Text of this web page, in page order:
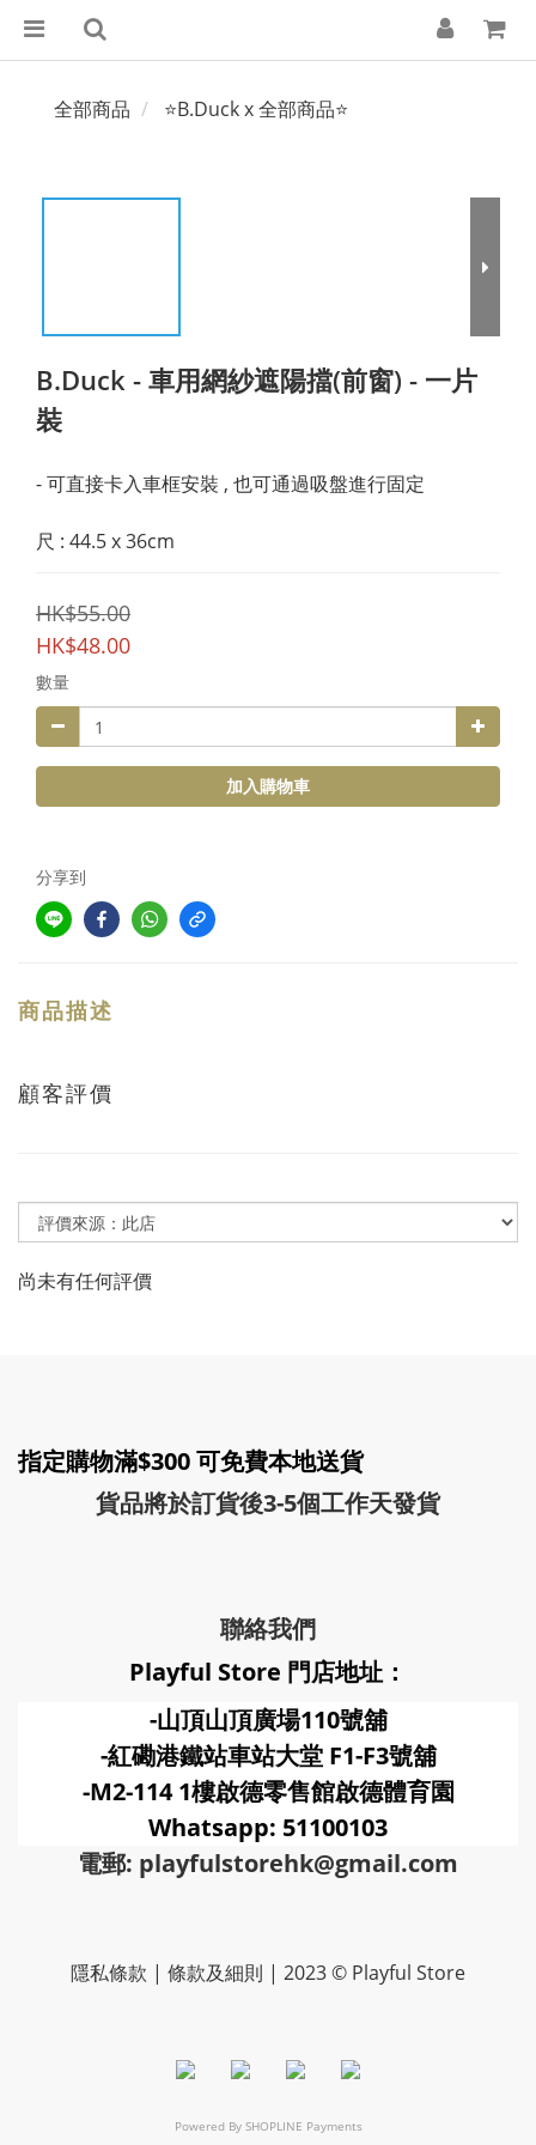
全部商品 ⭐B.Duck x 全部商品⭐
B.Duck - 車用網紗遮陽擋(前窗) - 一片
裝
- 可直接卡入車框安裝 , 也可通過吸盤進行固定
尺 : 44.5 x 36cm
HK$55.00
HK$48.00
數量
加入購物車
分享到
商品描述
顧客評價
尚未有任何評價
指定購物滿$300 可免費本地送貨
貨品將於訂貨後3-5個工作天發貨
聯絡我們
Playful Store 門店地址：
-山頂山頂廣場110號舖
-紅磡港鐵站車站大堂 F1-F3號舖
-M2-114 1樓啟德零售館啟德體育園
Whatsapp: 51100103
電郵: playfulstorehk@gmail.com
隱私條款 | 條款及細則 | 2023 © Playful Store
Powered By SHOPLINE Payments